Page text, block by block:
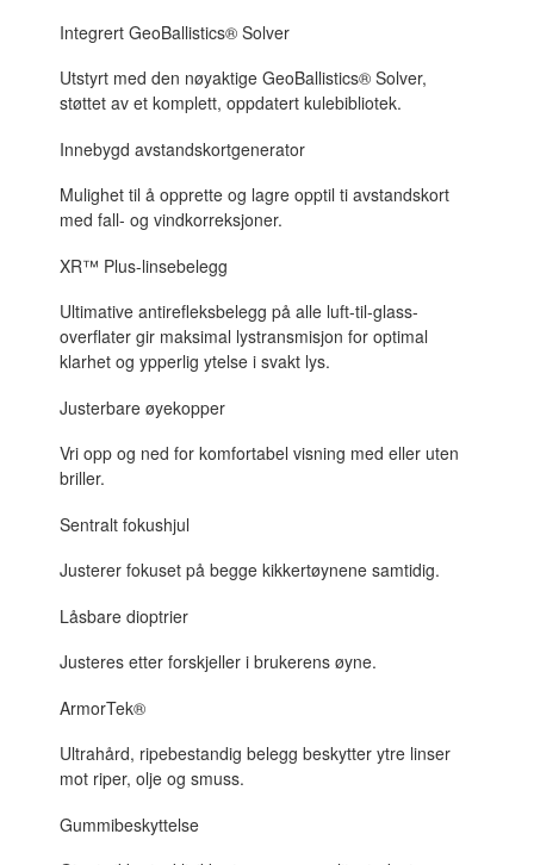
Integrert GeoBallistics® Solver
Utstyrt med den nøyaktige GeoBallistics® Solver,
støttet av et komplett, oppdatert kulebibliotek.
Innebygd avstandskortgenerator
Mulighet til å opprette og lagre opptil ti avstandskort
med fall- og vindkorreksjoner.
XR™ Plus-linsebelegg
Ultimative antirefleksbelegg på alle luft-til-glass-
overflater gir maksimal lystransmisjon for optimal
klarhet og ypperlig ytelse i svakt lys.
Justerbare øyekopper
Vri opp og ned for komfortabel visning med eller uten
briller.
Sentralt fokushjul
Justerer fokuset på begge kikkertøynene samtidig.
Låsbare dioptrier
Justeres etter forskjeller i brukerens øyne.
ArmorTek®
Ultrahård, ripebestandig belegg beskytter ytre linser
mot riper, olje og smuss.
Gummibeskyttelse